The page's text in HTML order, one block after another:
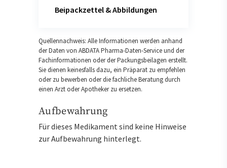
Beipackzettel & Abbildungen
Quellennachweis: Alle Informationen werden anhand
der Daten von ABDATA Pharma-Daten-Service und der
Fachinformationen oder der Packungsbeilagen erstellt.
Sie dienen keinesfalls dazu, ein Präparat zu empfehlen
oder zu bewerben oder die fachliche Beratung durch
einen Arzt oder Apotheker zu ersetzen.
Aufbewahrung
Für dieses Medikament sind keine Hinweise
zur Aufbewahrung hinterlegt.